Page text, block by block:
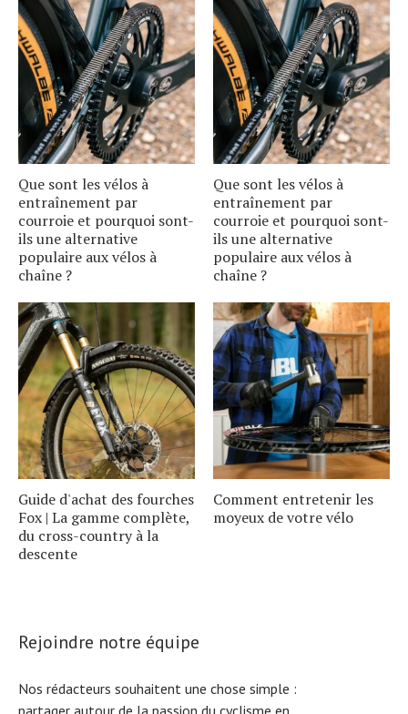
Que sont les vélos à
entraînement par
courroie et pourquoi sont-
ils une alternative
populaire aux vélos à
chaîne ?
Que sont les vélos à
entraînement par
courroie et pourquoi sont-
ils une alternative
populaire aux vélos à
chaîne ?
Guide d'achat des fourches
Fox | La gamme complète,
du cross-country à la
descente
Comment entretenir les
moyeux de votre vélo
Rejoindre notre équipe
Nos rédacteurs souhaitent une chose simple :
partager autour de la passion du cyclisme en